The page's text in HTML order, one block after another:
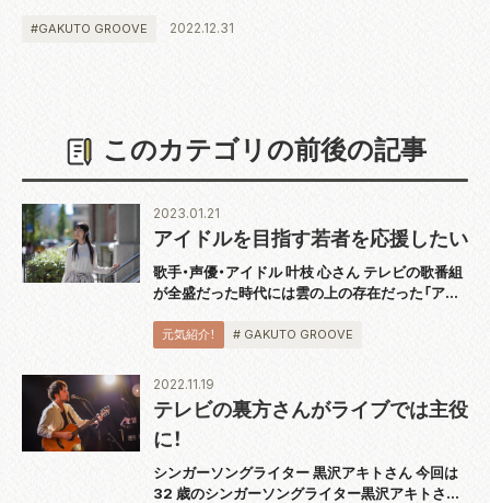
#GAKUTO GROOVE 2022.12.31
このカテゴリの前後の記事
アイドルを目指す若者を応援したい
歌手・声優・アイドル 叶枝 心さん テレビの歌番組
が全盛だった時代には雲の上の存在だった「アイ
など、テレビ以外の動画配信サイトや SNS といっ
元気紹介！ # GAKUTO GROOVE
2023.01.21
テレビの裏方さんがライブでは主役
に！
シンガーソングライター 黒沢アキトさん 今回は
32 歳のシンガーソングライター黒沢アキトさん
2022.11.19